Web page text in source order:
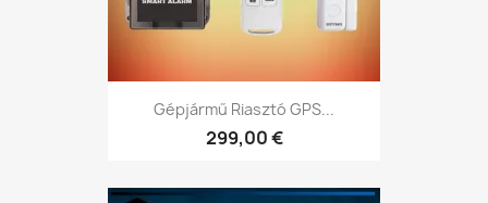
Gépjármű Riasztó GPS...
299,00 €